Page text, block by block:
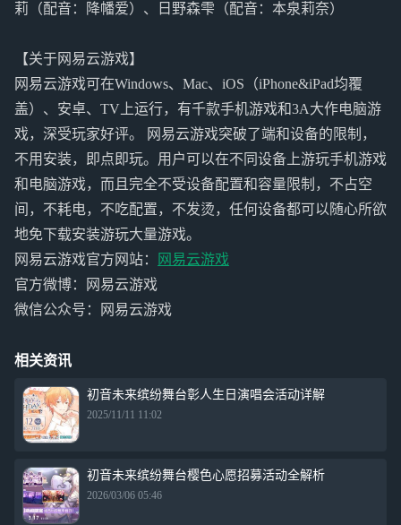
莉（配音：降幡爱）、日野森雫（配音：本泉莉奈）
【关于网易云游戏】
网易云游戏可在Windows、Mac、iOS（iPhone&iPad均覆
盖）、安卓、TV上运行，有千款手机游戏和3A大作电脑游
戏，深受玩家好评。 网易云游戏突破了端和设备的限制，
不用安装，即点即玩。用户可以在不同设备上游玩手机游戏
和电脑游戏，而且完全不受设备配置和容量限制，不占空
间，不耗电，不吃配置，不发烫，任何设备都可以随心所欲
地免下载安装游玩大量游戏。
网易云游戏官方网站：
网易云游戏
官方微博：网易云游戏
微信公众号：网易云游戏
相关资讯
初音未来缤纷舞台彰人生日演唱会活动详解
2025/11/11 11:02
初音未来缤纷舞台樱色心愿招募活动全解析
2026/03/06 05:46